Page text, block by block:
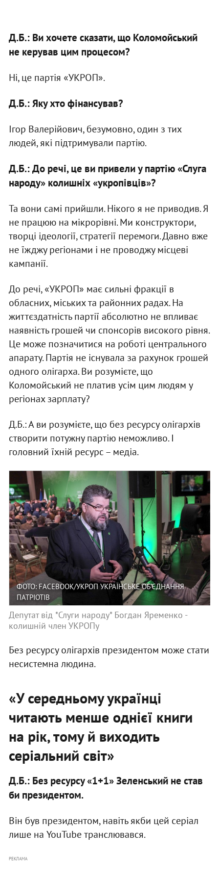
Д.Б.: Ви хочете сказати, що Коломойський
не керував цим процесом?
Ні, це партія «УКРОП».
Д.Б.: Яку хто фінансував?
Ігор Валерійович, безумовно, один з тих
людей, які підтримували партію.
Д.Б.: До речі, це ви привели у партію «Слуга
народу» колишніх «укропівців»?
Та вони самі прийшли. Нікого я не приводив. Я
не працюю на мікрорівні. Ми конструктори,
творці ідеології, стратегії перемоги. Давно вже
не їжджу регіонами і не проводжу місцеві
кампанії.
До речі, «УКРОП» має сильні фракції в
обласних, міських та районних радах. На
життєздатність партії абсолютно не впливає
наявність грошей чи спонсорів високого рівня.
Це може позначитися на роботі центрального
апарату. Партія не існувала за рахунок грошей
одного олігарха. Ви розумієте, що
Коломойський не платив усім цим людям у
регіонах зарплату?
Д.Б.: А ви розумієте, що без ресурсу олігархів
створити потужну партію неможливо. І
головний їхній ресурс – медіа.
ФОТО: FACEBOOK/УКРОП УКРАЇНСЬКЕ ОБ'ЄДНАННЯ
ПАТРІОТІВ
Депутат від *Слуги народу* Богдан Яременко -
колишній член УКРОПу
Без ресурсу олігархів президентом може стати
несистемна людина.
«У середньому українці
читають менше однієї книги
на рік, тому й виходить
серіальний світ»
Д.Б.: Без ресурсу «1+1» Зеленський не став
би президентом.
Він був президентом, навіть якби цей серіал
лише на YouTube транслювався.
РЕКЛАМА